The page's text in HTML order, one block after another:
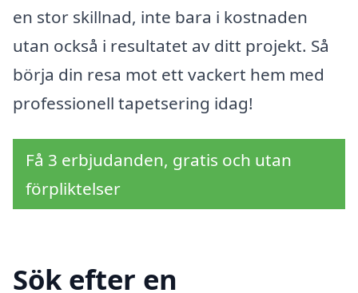
en stor skillnad, inte bara i kostnaden
utan också i resultatet av ditt projekt. Så
börja din resa mot ett vackert hem med
professionell tapetsering idag!
Få 3 erbjudanden, gratis och utan
förpliktelser
Sök efter en